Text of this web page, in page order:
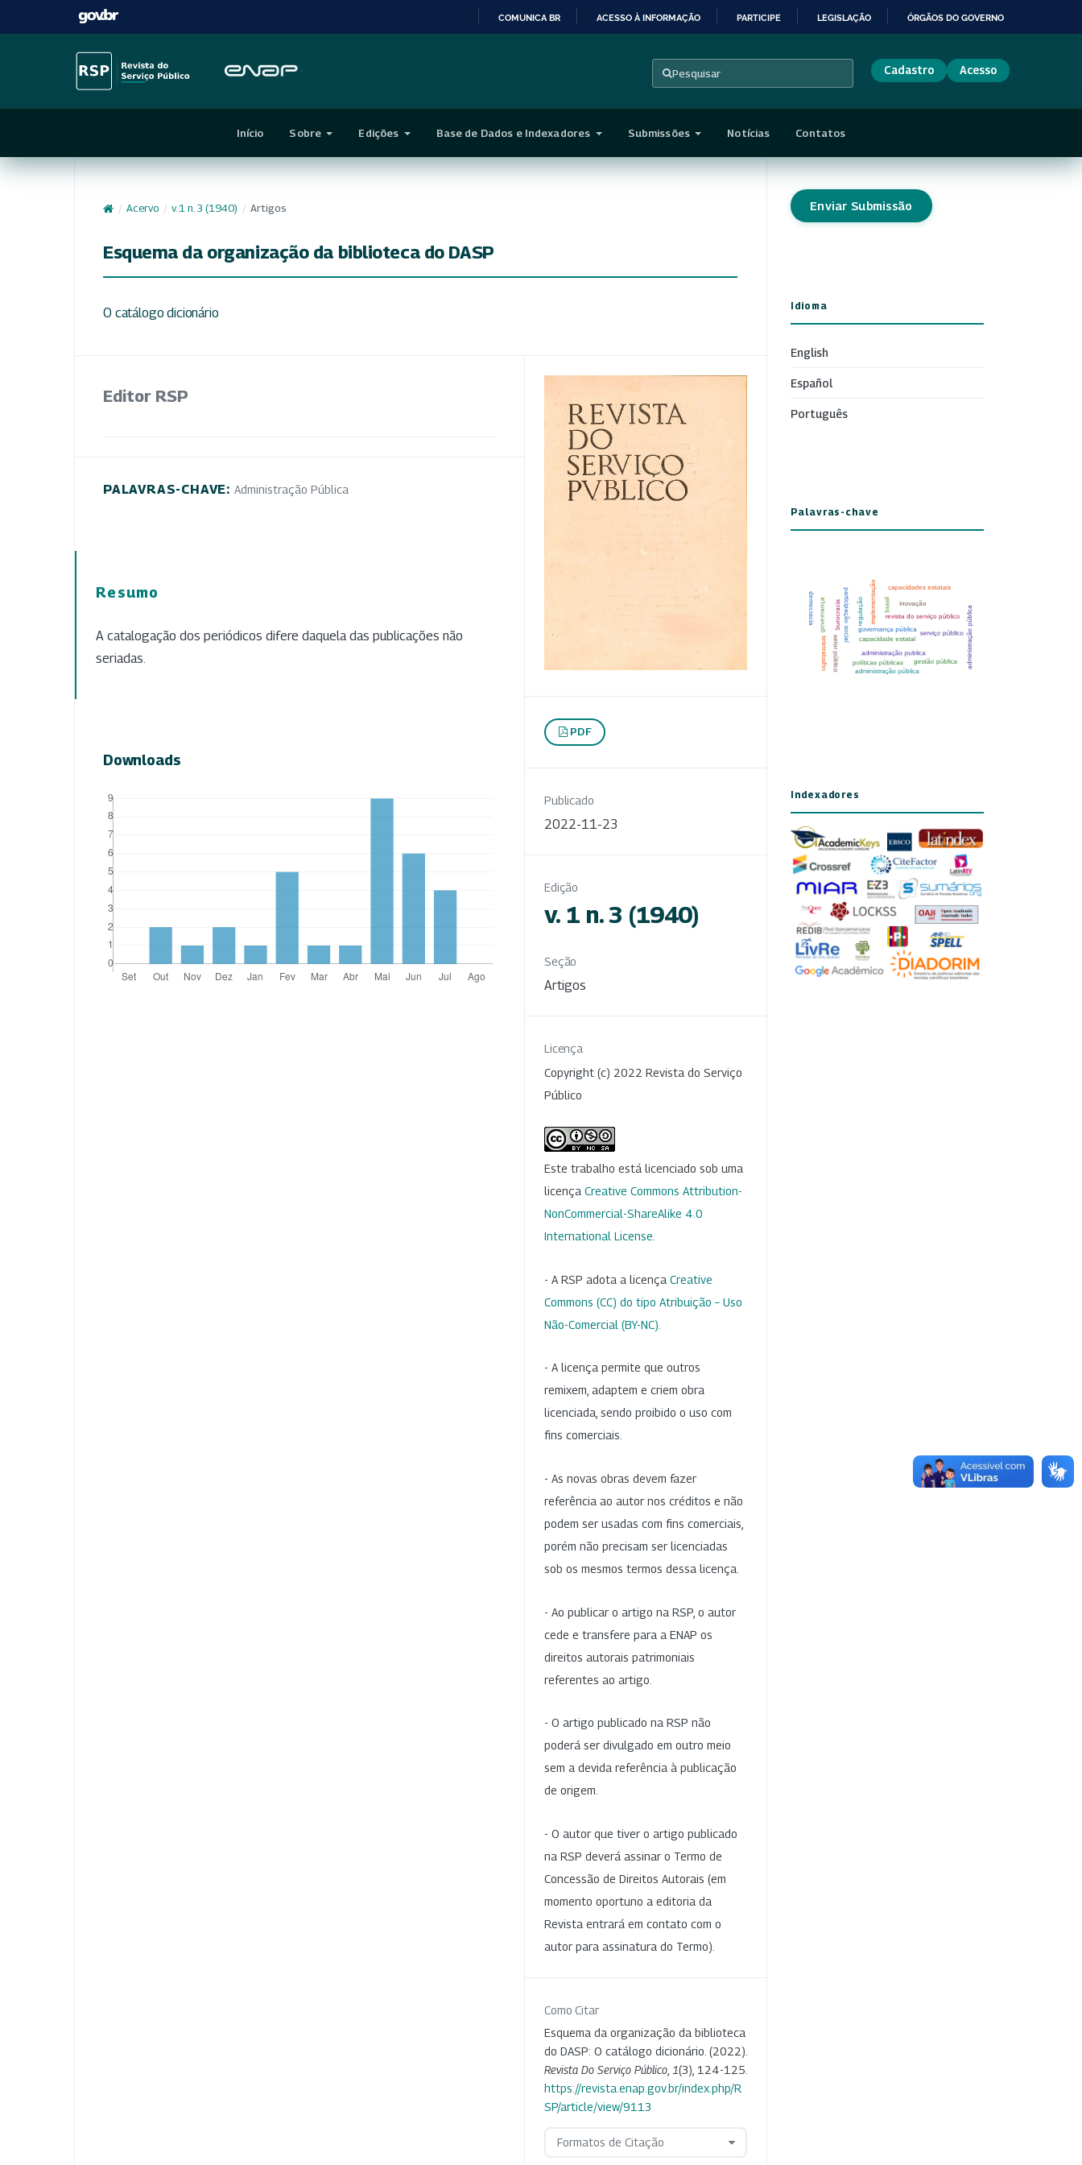
CONTEÚDO
COMUNICA BR ACESSO À INFORMAÇÃO PARTICIPE LEGISLAÇÃO ÓRGÃOS DO GOVERNO
Pesquisar Cadastro Acesso
Início Sobre Edições Base de Dados e Indexadores Submissões Notícias Contatos
/ Acervo / v. 1 n. 3 (1940) / Artigos
Esquema da organização da biblioteca do DASP
O catálogo dicionário
Editor RSP
PALAVRAS-CHAVE: Administração Pública
Resumo
A catalogação dos periódicos difere daquela das publicações não
seriadas.
Downloads
PDF
Publicado
2022-11-23
Edição
v. 1 n. 3 (1940)
Seção
Artigos
Licença
Copyright (c) 2022 Revista do Serviço
Público
Este trabalho está licenciado sob uma
licença Creative Commons Attribution-
NonCommercial-ShareAlike 4.0
International License
- A RSP adota a licença Creative
Commons (CC) do tipo Atribuição – Uso
Não-Comercial (BY-NC)
- A licença permite que outros
remixem, adaptem e criem obra
licenciada, sendo proibido o uso com
fins comerciais.
- As novas obras devem fazer
referência ao autor nos créditos e não
podem ser usadas com fins comerciais,
porém não precisam ser licenciadas
sob os mesmos termos dessa licença.
- Ao publicar o artigo na RSP, o autor
cede e transfere para a ENAP os
direitos autorais patrimoniais
referentes ao artigo.
- O artigo publicado na RSP não
poderá ser divulgado em outro meio
sem a devida referência à publicação
de origem.
- O autor que tiver o artigo publicado
na RSP deverá assinar o Termo de
Concessão de Direitos Autorais (em
momento oportuno a editoria da
Revista entrará em contato com o
autor para assinatura do Termo).
Como Citar
Esquema da organização da biblioteca
do DASP: O catálogo dicionário. (2022).
Revista Do Serviço Público 1(3), 124-125.
https://revista.enap.gov.br/index.php/R
SP/article/view/9113
Formatos de Citação
Enviar Submissão
Idioma
English
Español
Português
Palavras-chave
Indexadores